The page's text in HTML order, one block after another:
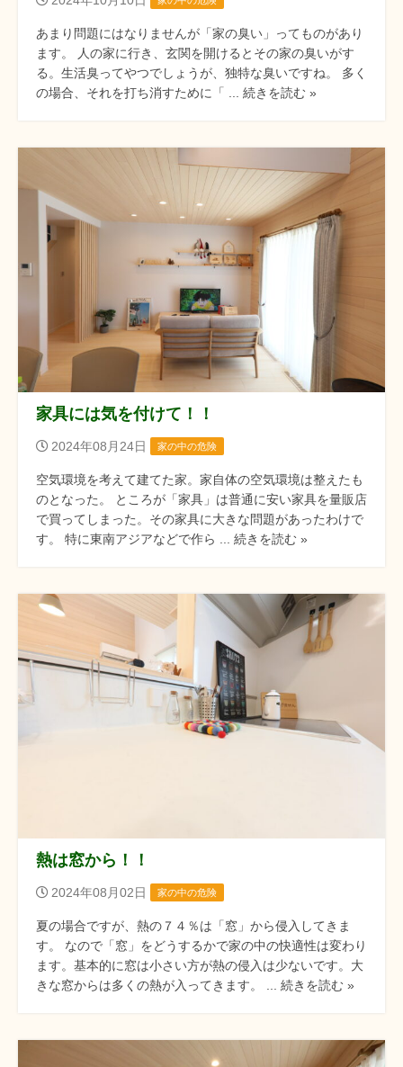
あまり問題にはなりませんが「家の臭い」ってものがあり
ます。 人の家に行き、玄関を開けるとその家の臭いがす
る。生活臭ってやつでしょうが、独特な臭いですね。 多く
の場合、それを打ち消すために「 ... 続きを読む »
家具には気を付けて！！
2024年08月24日 家の中の危険
空気環境を考えて建てた家。家自体の空気環境は整えたも
のとなった。 ところが「家具」は普通に安い家具を量販店
で買ってしまった。その家具に大きな問題があったわけで
す。 特に東南アジアなどで作ら ... 続きを読む »
熱は窓から！！
2024年08月02日 家の中の危険
夏の場合ですが、熱の７４％は「窓」から侵入してきま
す。 なので「窓」をどうするかで家の中の快適性は変わり
ます。基本的に窓は小さい方が熱の侵入は少ないです。大
きな窓からは多くの熱が入ってきます。 ... 続きを読む »